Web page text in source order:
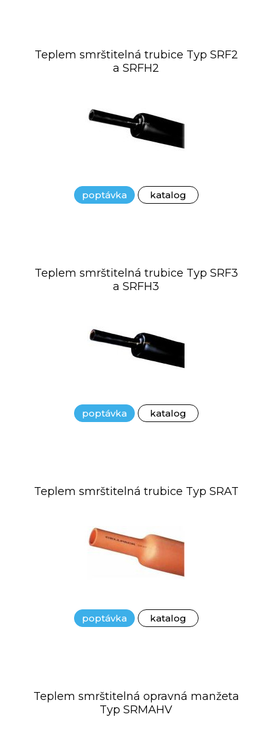
Teplem smrštitelná trubice Typ SRF2
a SRFH2
poptávka katalog
Teplem smrštitelná trubice Typ SRF3
a SRFH3
poptávka katalog
Teplem smrštitelná trubice Typ SRAT
poptávka katalog
Teplem smrštitelná opravná manžeta
Typ SRMAHV